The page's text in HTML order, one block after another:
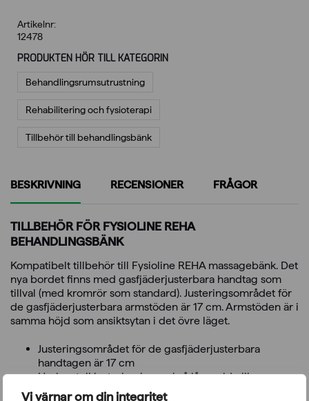
Vi värnar om din integritet
Artikelnr:
12478
PRODUKTEN HÖR TILL KATEGORIN
Behandlings­rumsutrustning
Rehabilitering och fysioterapi
Tillbehör till behandlingsbänk
BESKRIVNING RECENSIONER FRÅGOR
TILLBEHÖR FÖR FYSIOLINE REHA
BEHANDLINGSBÄNK
Kompatibelt tillbehör till Fysioline REHA massagebänk. Det
nya bordet finns med gasfjäderjusterbara handtag som
tillval (med kromrör som standard). Justeringsområdet för
de gasfjäderjusterbara armstöden är 17 cm. Armstöden är i
samma höjd som ansiktsytan i det övre läget.
Justeringsområdet för de gasfjäderjusterbara
handtagen är 17 cm
Horisontell justering kan också låsas vid olika
punkter